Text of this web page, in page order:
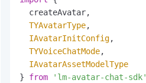
  createAvatar,
TYAvatarType,
IAvatarInitConfig,
TYVoiceChatMode,
IAvatarAssetModelType
} from 'lm-avatar-chat-sdk'